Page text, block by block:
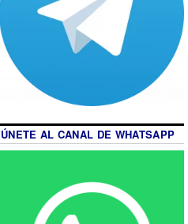
ÚNETE AL CANAL DE WHATSAPP